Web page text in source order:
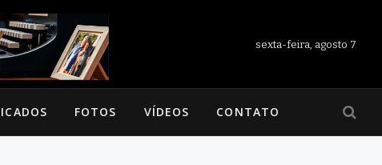
sexta-feira, agosto 7
FOTOS VÍDEOS CONTATO